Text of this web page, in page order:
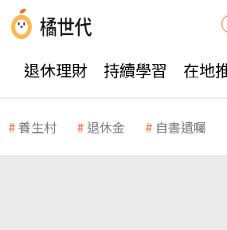
退休理財 持續學習 在地
養生村 退休金 自書遺囑